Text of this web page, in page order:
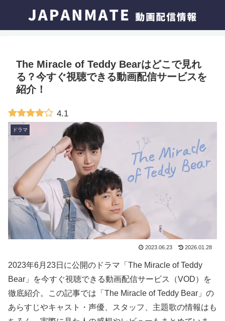
The Miracle of Teddy Bearはどこで見れ
る？今すぐ視聴できる動画配信サービスを
紹介！
4.1
ドラマ
2023.06.23 2026.01.28
2023年6月23日に公開のドラマ「The Miracle of Teddy
Bear」を今すぐ視聴できる動画配信サービス（VOD）を
徹底紹介。この記事では「The Miracle of Teddy Bear」の
あらすじやキャスト・声優、スタッフ、主題歌の情報はも